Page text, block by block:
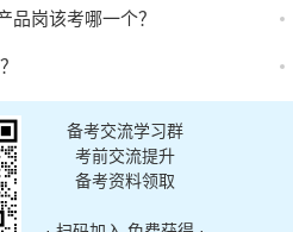
品岗该考哪一个？
备考交流学习群
考前交流提升
备考资料领取